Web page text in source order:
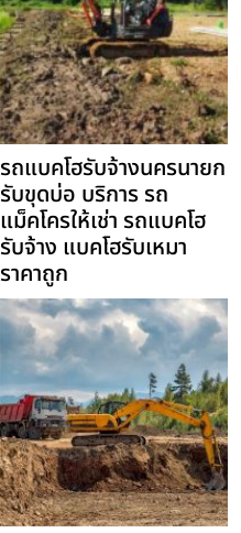
รถแบคโฮรับจ้างนครนายก
รับขุดบ่อ บริการ รถ
แม็คโครให้เช่า รถแบคโฮ
รับจ้าง แบคโฮรับเหมา
ราคาถูก